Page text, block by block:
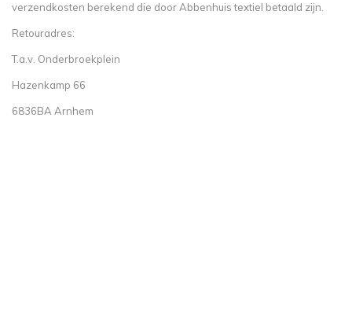
verzendkosten berekend die door Abbenhuis textiel betaald zijn.
Retouradres:
T.a.v. Onderbroekplein
Hazenkamp 66
6836BA Arnhem